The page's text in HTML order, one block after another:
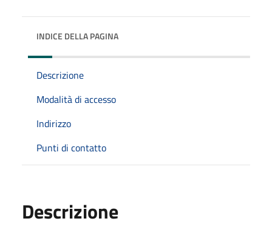
INDICE DELLA PAGINA
Descrizione
Modalità di accesso
Indirizzo
Punti di contatto
Descrizione